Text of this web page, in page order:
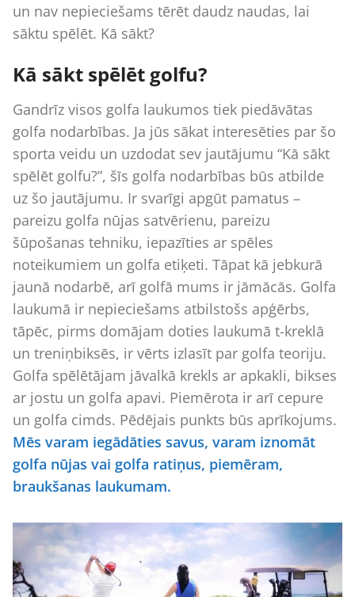
un nav nepieciešams tērēt daudz naudas, lai
sāktu spēlēt. Kā sākt?
Kā sākt spēlēt golfu?
Gandrīz visos golfa laukumos tiek piedāvātas
golfa nodarbības. Ja jūs sākat interesēties par šo
sporta veidu un uzdodat sev jautājumu “Kā sākt
spēlēt golfu?”, šīs golfa nodarbības būs atbilde
uz šo jautājumu. Ir svarīgi apgūt pamatus –
pareizu golfa nūjas satvērienu, pareizu
šūpošanas tehniku, iepazīties ar spēles
noteikumiem un golfa etiķeti. Tāpat kā jebkurā
jaunā nodarbē, arī golfā mums ir jāmācās. Golfa
laukumā ir nepieciešams atbilstošs apģērbs,
tāpēc, pirms domājam doties laukumā t-kreklā
un treniņbiksēs, ir vērts izlasīt par golfa teoriju.
Golfa spēlētājam jāvalkā krekls ar apkakli, bikses
ar jostu un golfa apavi. Piemērota ir arī cepure
un golfa cimds. Pēdējais punkts būs aprīkojums.
Mēs varam iegādāties savus, varam iznomāt
golfa nūjas vai golfa ratiņus, piemēram,
braukšanas laukumam.